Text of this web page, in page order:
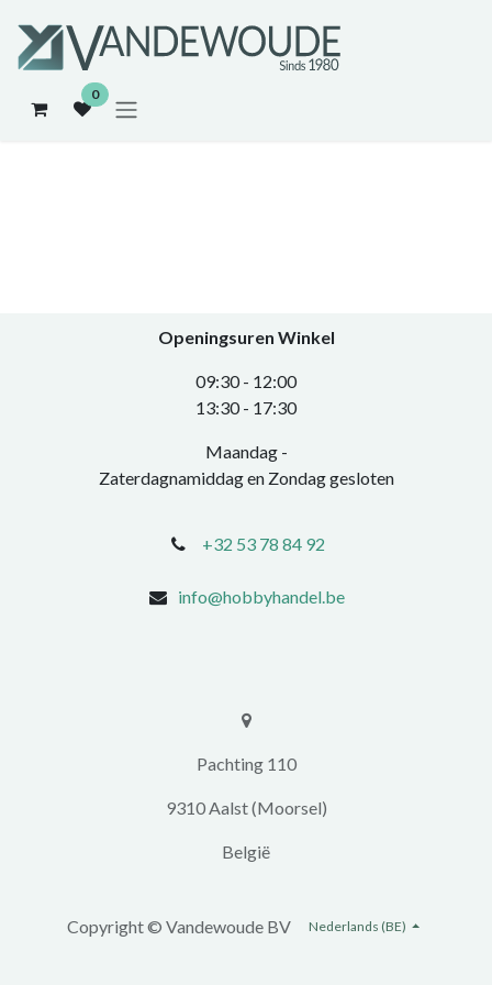
0
Openingsuren Winkel
0​9:30 - 12:00
​13:30 - 17:30​
Maandag -
Zaterdagnamiddag en Zondag gesloten
+32 53 78 84 92
info@hobbyhandel.be
​​Pachting 110
9310 Aalst (Moorsel)
​België
Copyright © Vandewoude BV Nederlands (BE)